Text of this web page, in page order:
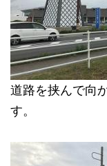
道路を挟んで向
す。